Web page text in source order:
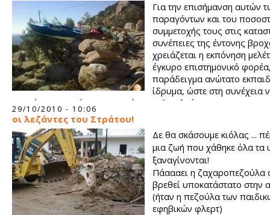
Για την επισήμανση αυτών
παραγόντων και του
συμμετοχής τους στις
συνέπειες της έντονης
χρειάζεται η εκπόνηση
έγκυρο επιστημονικό
παράδειγμα ανώτατο
ίδρυμα, ώστε στη συνέχεια
προτάσεις για μέτρα που πρέπει να ληφθούν.
29/10/2010 - 10:06
οι λεζάντες του Στράτου!
Δε θα σκάσουμε κιόλας ...
μια ζωή που χάθηκε όλα τα
ξαναγίνονται!
Πάαααει η ζαχαροπεζούλα
βρεθεί υποκατάστατο στην
(ήταν η πεζούλα των
εφηβικών φλερτ)